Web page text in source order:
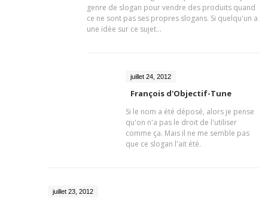
genre de slogan pour vendre des produits quand
ce ne sont pas ses propres slogans. Si quelqu'un a
une idée sur ce sujet...
juillet 24, 2012
François d'Objectif-Tune
Si le nom a été déposé, alors je pense
qu'on n'a pas le droit de l'utiliser
comme ça. Mais il ne me semble pas
que ce slogan l'ait été.
juillet 23, 2012